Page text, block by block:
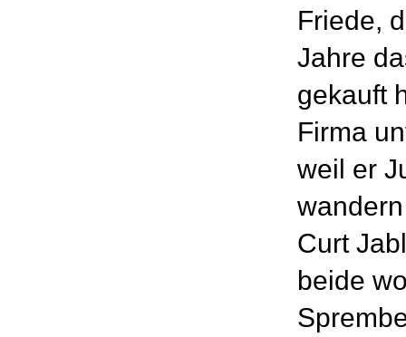
Friede,
Jahre
gekauft
Firma
weil er
Curt
beide